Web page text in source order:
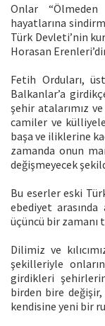
Onlar
hayatlarına
Türk Devleti’nin
Horasan
Fetih Orduları,
Balkanlar’a
şehir atalarımız
camiler ve
başa ve iliklerine
zamanda onun
değişmeyecek
Bu eserler eski
ebediyet
üçüncü bir zamanı
Dilimiz ve
şekilleriyle
girdikleri
birden bire
kendisine yeni bir